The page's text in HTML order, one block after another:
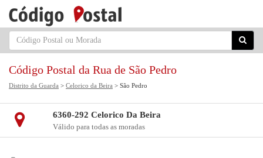
Código Postal da Rua de São Pedro
Distrito da Guarda > Celorico da Beira > São Pedro
6360-292 Celorico Da Beira
Válido para todas as moradas